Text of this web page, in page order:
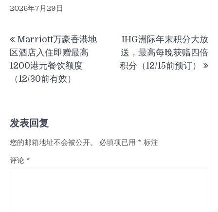
2026年7月29日
章
导
航
Marriott万豪香港地
区酒店入住即赠最高
1200港元餐饮额度
（12/30前有效）
IHG洲际年末积分大放
送，最高每晚获赠四倍
积分（12/15前预订）
发表回复
您的邮箱地址不会被公开。 必填项已用 * 标注
评论 *